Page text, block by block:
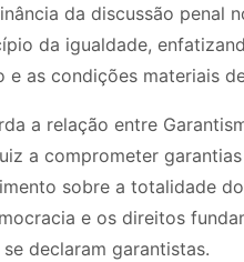
da discussão penal
da igualdade,
e as condições materiais
a relação entre
a comprometer
sobre a totalidade
e os direitos
declaram garantistas.